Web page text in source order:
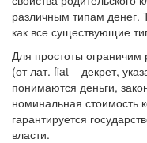
различным типам денег.
как все существующие
Для простоты ограничим
(от лат. fiat – декрет,
понимаются деньги,
номинальная стоимость
гарантируется
власти.